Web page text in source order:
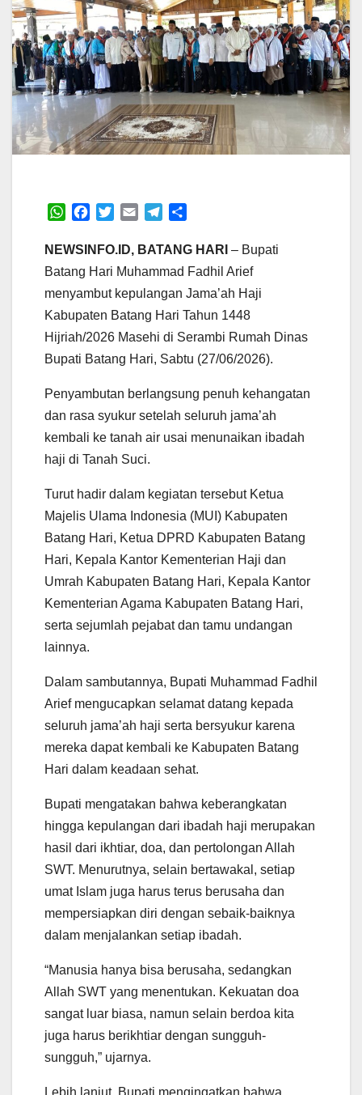
W
a
A
p
p
c
e
o
o
k
i
e
r
a
l
r
a
m
a
r
NEWSINFO.ID, BATANG HARI – Bupati
Batang Hari Muhammad Fadhil Arief
menyambut kepulangan Jama’ah Haji
Kabupaten Batang Hari Tahun 1448
Hijriah/2026 Masehi di Serambi Rumah Dinas
Bupati Batang Hari, Sabtu (27/06/2026).
Penyambutan berlangsung penuh kehangatan
dan rasa syukur setelah seluruh jama’ah
kembali ke tanah air usai menunaikan ibadah
haji di Tanah Suci.
Turut hadir dalam kegiatan tersebut Ketua
Majelis Ulama Indonesia (MUI) Kabupaten
Batang Hari, Ketua DPRD Kabupaten Batang
Hari, Kepala Kantor Kementerian Haji dan
Umrah Kabupaten Batang Hari, Kepala Kantor
Kementerian Agama Kabupaten Batang Hari,
serta sejumlah pejabat dan tamu undangan
lainnya.
Dalam sambutannya, Bupati Muhammad Fadhil
Arief mengucapkan selamat datang kepada
seluruh jama’ah haji serta bersyukur karena
mereka dapat kembali ke Kabupaten Batang
Hari dalam keadaan sehat.
Bupati mengatakan bahwa keberangkatan
hingga kepulangan dari ibadah haji merupakan
hasil dari ikhtiar, doa, dan pertolongan Allah
SWT. Menurutnya, selain bertawakal, setiap
umat Islam juga harus terus berusaha dan
mempersiapkan diri dengan sebaik-baiknya
dalam menjalankan setiap ibadah.
“Manusia hanya bisa berusaha, sedangkan
Allah SWT yang menentukan. Kekuatan doa
sangat luar biasa, namun selain berdoa kita
juga harus berikhtiar dengan sungguh-
sungguh,” ujarnya.